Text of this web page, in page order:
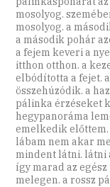
mosolyog.
mosolyog. a
a második pohár
a fejem keveri a
itthon otthon. a
elbódította a fejet.
összehúzódik. a
pálinka érzéseket
hegypanoráma
emelkedik előttem.
lábam nem akar
mindent látni. látni
így marad az
melegen. a rossz